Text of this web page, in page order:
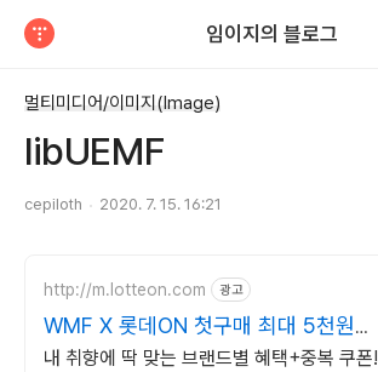
임이지의 블로그
멀티미디어/이미지(Image)
libUEMF
cepiloth 2020. 7. 15. 16:21
http://m.lotteon.com 광고
WMF X 롯데ON 첫구매 최대 5천원
혜택!
내 취향에 딱 맞는 브랜드별 혜택+중복 쿠폰!